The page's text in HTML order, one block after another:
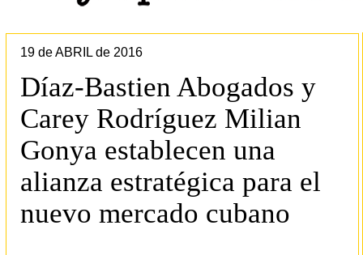
19 de ABRIL de 2016
Díaz-Bastien Abogados y
Carey Rodríguez Milian
Gonya establecen una
alianza estratégica para el
nuevo mercado cubano